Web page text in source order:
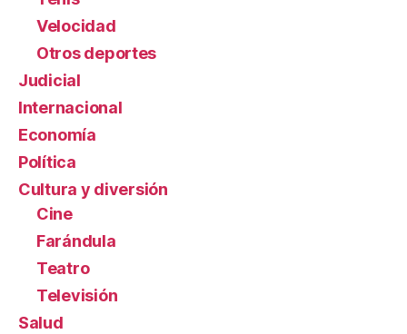
Velocidad
Otros deportes
Judicial
Internacional
Economía
Política
Cultura y diversión
Cine
Farándula
Teatro
Televisión
Salud